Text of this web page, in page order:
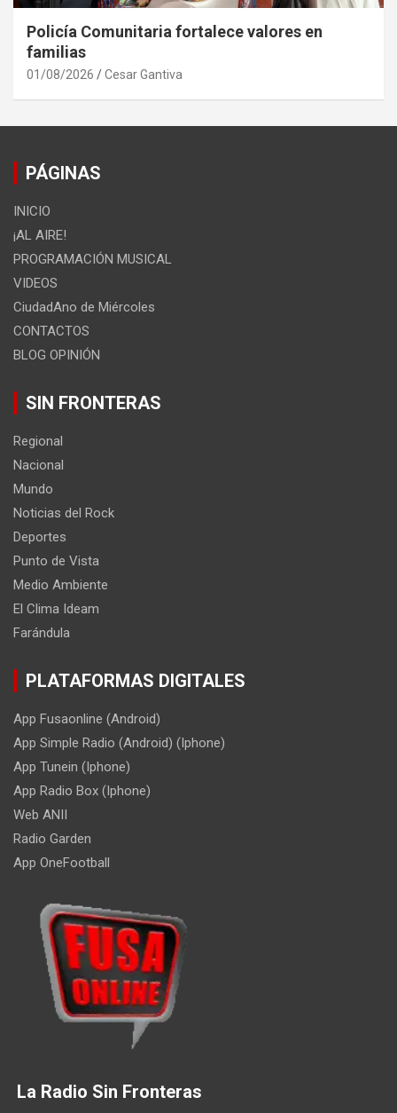
Policía Comunitaria fortalece valores en
familias
01/08/2026 Cesar Gantiva
PÁGINAS
INICIO
¡AL AIRE!
PROGRAMACIÓN MUSICAL
VIDEOS
CiudadAno de Miércoles
CONTACTOS
BLOG OPINIÓN
SIN FRONTERAS
Regional
Nacional
Mundo
Noticias del Rock
Deportes
Punto de Vista
Medio Ambiente
El Clima Ideam
Farándula
PLATAFORMAS DIGITALES
App Fusaonline (Android)
App Simple Radio (Android) (Iphone)
App Tunein (Iphone)
App Radio Box (Iphone)
Web ANII
Radio Garden
App OneFootball
La Radio Sin Fronteras